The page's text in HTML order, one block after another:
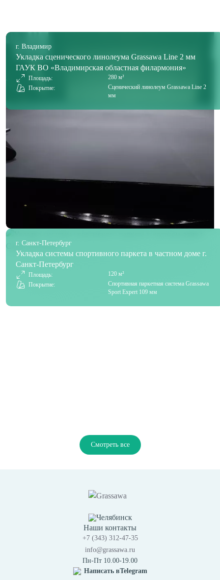
г. Владимир
Укладка сценического линолеума Grassawa Line 2 мм
ГАУК ВО «Владимирская областная филармония»
Площадь:
280 м²
Покрытие:
Сценический линолеум Grassawa Line 2
мм
г. Санкт-Петербург
Укладка системы спортивного паркета в частном доме г.
Санкт-Петербург
Площадь:
120 м²
Покрытие:
Спортивная паркетная система Grassawa
Sport Expert 109 мм
Смотреть все
Челябинск
Наши контакты
+7 (343) 312-47-35
info@grassawa.ru
Пн-Пт 10.00-19.00
Написать вTelegram